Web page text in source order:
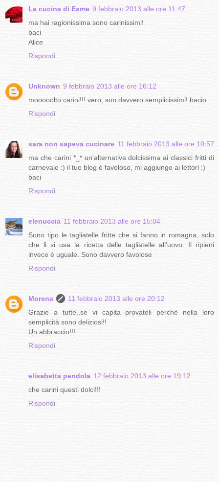
La cucina di Esme 9 febbraio 2013 alle ore 11:47
ma hai ragionissima sono carinissimi!
baci
Alice
Rispondi
Unknown 9 febbraio 2013 alle ore 16:12
mooooolto carini!!! vero, son davvero semplicissimi! bacio
Rispondi
sara non sapeva cucinare 11 febbraio 2013 alle ore 10:57
ma che carini *_* un'alternativa dolcissima ai classici fritti di
carnevale :) il tuo blog è favoloso, mi aggiungo ai lettori :)
baci
Rispondi
elenuccia 11 febbraio 2013 alle ore 15:04
Sono tipo le tagliatelle fritte che si fanno in romagna, solo
che li si usa la ricetta delle tagliatelle all'uovo. Il ripieni
invece è uguale. Sono davvero favolose
Rispondi
Morena
11 febbraio 2013 alle ore 20:12
Grazie a tutte..se vi capita provateli perchè nella loro
semplicità sono deliziosi!!
Un abbraccio!!!
Rispondi
elisabetta pendola 12 febbraio 2013 alle ore 19:12
che carini questi dolci!!!
Rispondi